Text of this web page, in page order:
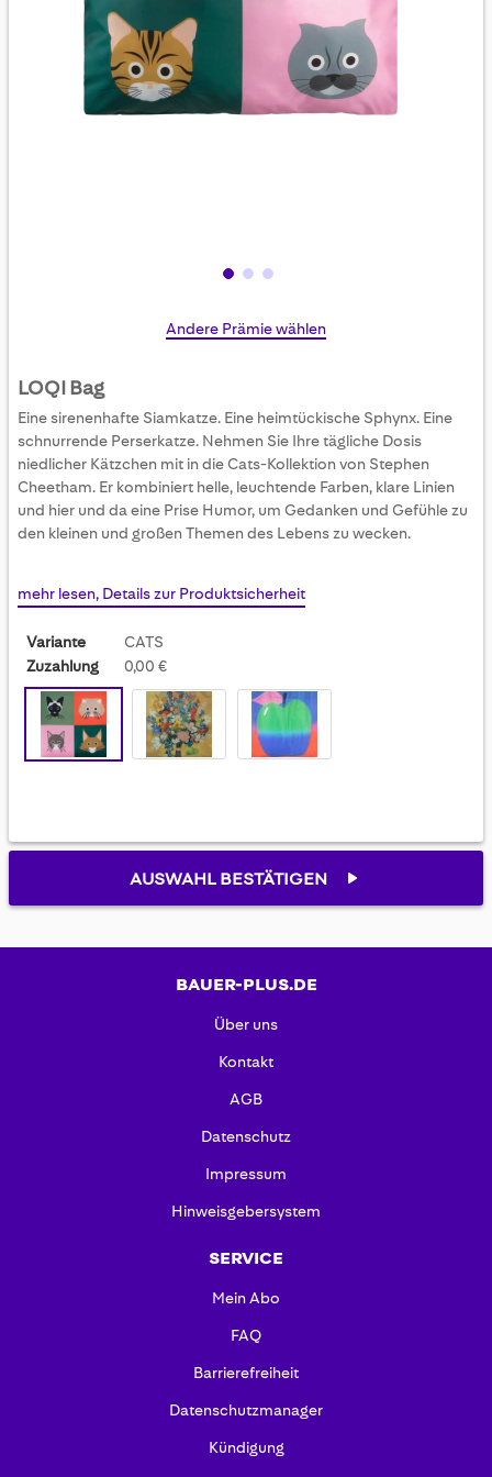
Skip
of
the
images
gallery
Andere Prämie wählen
LOQI Bag
Eine sirenenhafte Siamkatze. Eine heimtückische Sphynx. Eine
schnurrende Perserkatze. Nehmen Sie Ihre tägliche Dosis
niedlicher Kätzchen mit in die Cats-Kollektion von Stephen
Cheetham. Er kombiniert helle, leuchtende Farben, klare Linien
und hier und da eine Prise Humor, um Gedanken und Gefühle zu
den kleinen und großen Themen des Lebens zu wecken.
mehr lesen, Details zur Produktsicherheit
Variante
CATS
Zuzahlung
0,00 €
AUSWAHL BESTÄTIGEN
BAUER-PLUS.DE
Über uns
Kontakt
AGB
Datenschutz
Impressum
Hinweisgebersystem
SERVICE
Mein Abo
FAQ
Barrierefreiheit
Datenschutzmanager
Kündigung